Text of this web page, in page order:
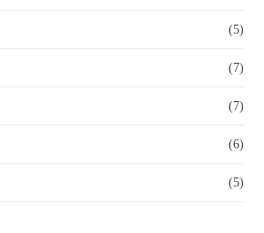
(5)
(7)
(7)
(6)
(5)